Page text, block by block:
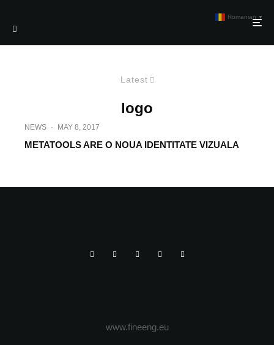
Latest
logo
NEWS · MAY 8, 2017
METATOOLS ARE O NOUA IDENTITATE VIZUALA
www.fineeng.eu
Romanian ▼